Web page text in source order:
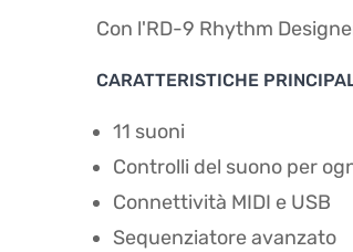
Con l'RD-9 Rhythm
CARATTERISTICHE
11 suoni
Controlli del suono per
Connettività MIDI e USB
Sequenziatore avanzato